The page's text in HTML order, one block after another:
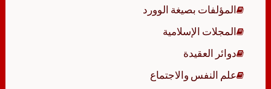
المؤلفات بصيغة الوورد
المجلات الإسلامية
دوائر العقيدة
علم النفس والاجتماع